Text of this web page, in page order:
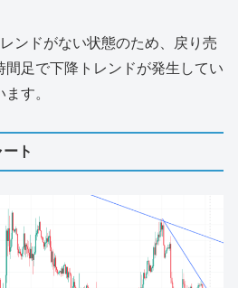
ンドがない状態のため、戻り売
間足で下降トレンドが発生してい
す。
ト